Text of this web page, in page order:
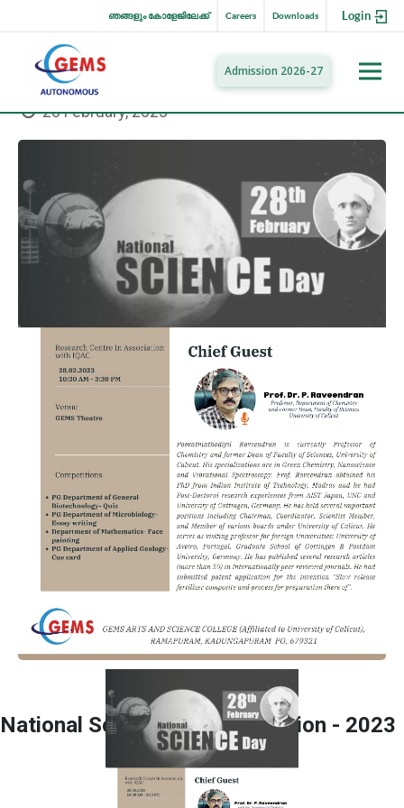
Login
Downloads
Careers
ഞങ്ങളും കോളേജിലേക്ക്
Admission 2026-27
National Science Day Celebration - 2023
28 February, 2023